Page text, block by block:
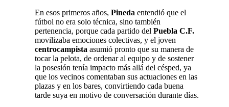
En esos primeros años, Pineda entendió que el
fútbol no era solo técnica, sino también
pertenencia, porque cada partido del Puebla C.F.
movilizaba emociones colectivas, y el joven
centrocampista asumió pronto que su manera de
tocar la pelota, de ordenar al equipo y de sostener
la posesión tenía impacto más allá del césped, ya
que los vecinos comentaban sus actuaciones en las
plazas y en los bares, convirtiendo cada buena
tarde suya en motivo de conversación durante días.